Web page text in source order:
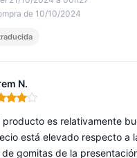
de 10/10/2024
N.
4 de 5
producto es relativamente
está elevado respecto a
gomitas de la